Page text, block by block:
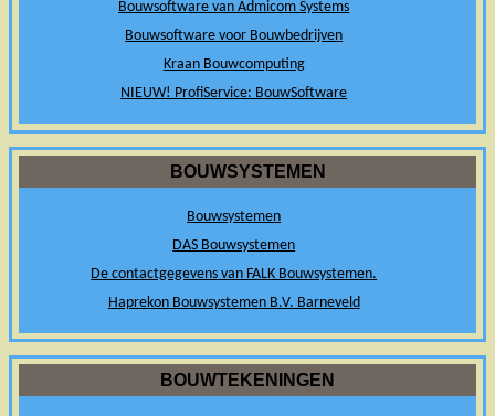
Bouwsoftware van Admicom Systems
Bouwsoftware voor Bouwbedrijven
Kraan Bouwcomputing
NIEUW! ProfiService: BouwSoftware
BOUWSYSTEMEN
Bouwsystemen
DAS Bouwsystemen
De contactgegevens van FALK Bouwsystemen.
Haprekon Bouwsystemen B.V. Barneveld
BOUWTEKENINGEN